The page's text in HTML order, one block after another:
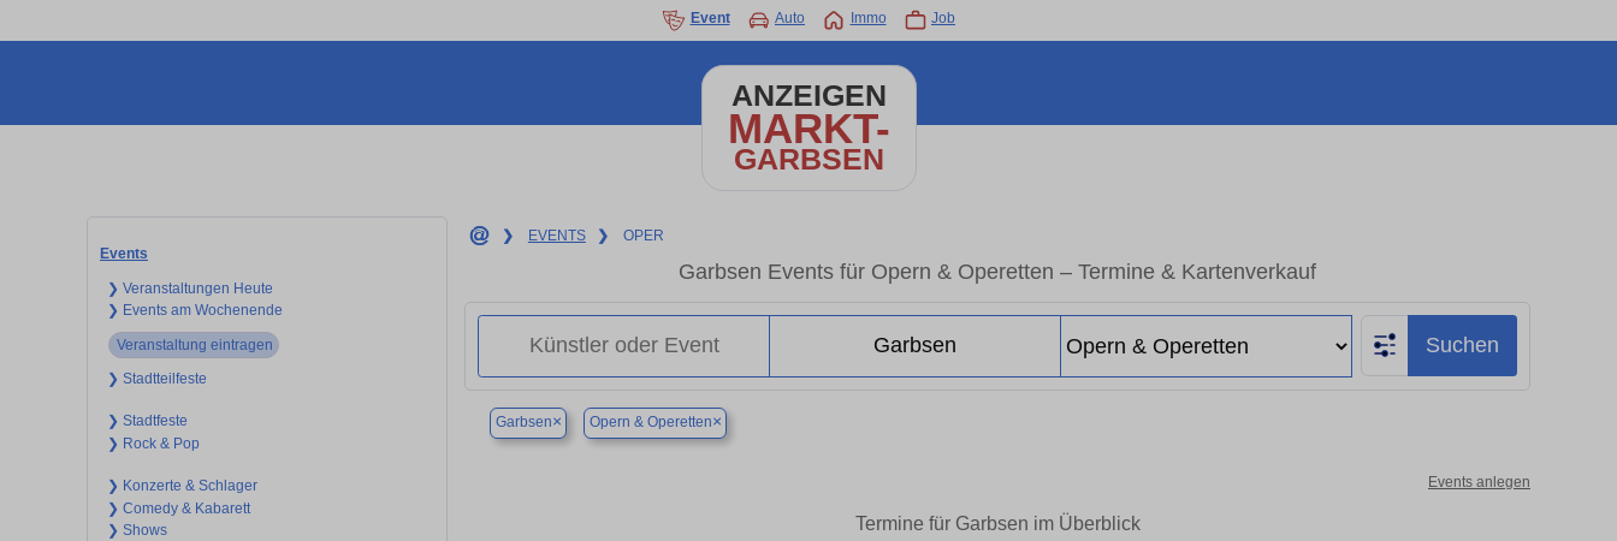
Event Auto Immo Job
ANZEIGEN
MARKT-
GARBSEN
Events
❯ Veranstaltungen Heute
❯ Events am Wochenende
Veranstaltung eintragen
❯ Stadtteilfeste
❯ Stadtfeste
❯ Rock & Pop
❯ Konzerte & Schlager
❯ Comedy & Kabarett
❯ Shows
❯ EVENTS ❯ OPER
Garbsen Events für Opern & Operetten – Termine & Kartenverkauf
Suchen
Garbsen× Opern & Operetten×
Events anlegen
Termine für Garbsen im Überblick